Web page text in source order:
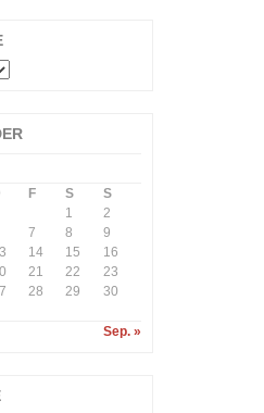
F S
S
1
2
7 8
9
14 15
16
21 22
23
28 29
30
Sep. »